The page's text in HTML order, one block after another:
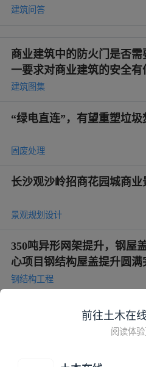
建筑问答
商业建筑中的防火门是否
一要求对商业建筑的安全有
建筑图集
“绿电直连”，有望重塑垃圾
固废处理
长沙观沙岭招商花园城商业
景观规划设计
350吨异形网架提升，钢屋
心项目钢结构屋盖提升圆满
钢结构工程
商业项目机电系统对室内
前往土木在
阅读体